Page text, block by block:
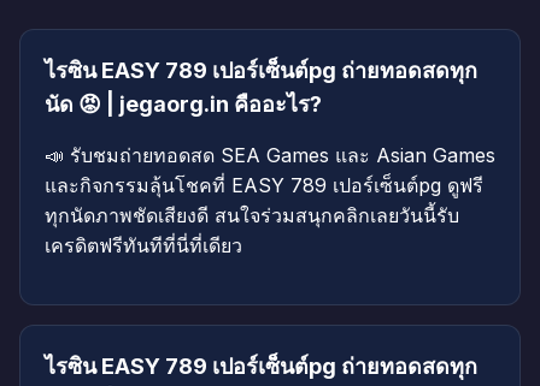
ไรซิน EASY 789 เปอร์เซ็นต์pg ถ่ายทอดสดทุก
นัด 😡 | jegaorg.in คืออะไร?
📣 รับชมถ่ายทอดสด SEA Games และ Asian Games
และกิจกรรมลุ้นโชคที่ EASY 789 เปอร์เซ็นต์pg ดูฟรี
ทุกนัดภาพชัดเสียงดี สนใจร่วมสนุกคลิกเลยวันนี้รับ
เครดิตฟรีทันทีที่นี่ที่เดียว
ไรซิน EASY 789 เปอร์เซ็นต์pg ถ่ายทอดสดทุก